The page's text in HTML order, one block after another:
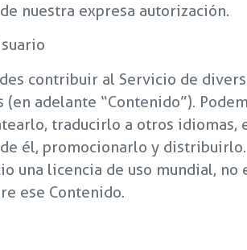
nuestra expresa autorización.
contribuir al Servicio de
(en adelante “Contenido”).
traducirlo a otros
él, promocionarlo y
una licencia de uso mundial,
ese Contenido.